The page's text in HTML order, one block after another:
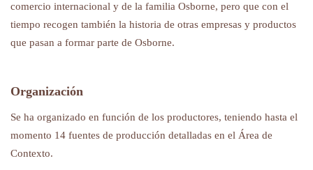
comercio internacional y de la familia Osborne, pero que con el
tiempo recogen también la historia de otras empresas y productos
que pasan a formar parte de Osborne.
Organización
Se ha organizado en función de los productores, teniendo hasta el
momento 14 fuentes de producción detalladas en el Área de
Contexto.